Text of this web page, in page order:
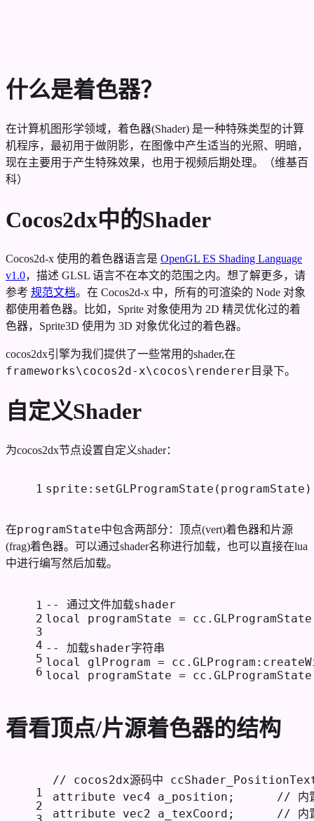
什么是着色器？
在计算机图形学领域，着色器(Shader) 是一种特殊类型的计算
机程序，最初用于做阴影，在图像中产生适当的光照、明暗，
现在主要用于产生特殊效果，也用于视频后期处理。（维基百
科）
Cocos2dx中的Shader
Cocos2d-x 使用的着色器语言是 OpenGL ES Shading Language
v1.0，描述 GLSL 语言不在本文的范围之内。想了解更多，请
参考 规范文档。在 Cocos2d-x 中，所有的可渲染的 Node 对象
都使用着色器。比如，Sprite 对象使用为 2D 精灵优化过的着
色器，Sprite3D 使用为 3D 对象优化过的着色器。
cocos2dx引擎为我们提供了一些常用的shader,在
frameworks\cocos2d-x\cocos\renderer 目录下。
自定义Shader
为cocos2dx节点设置自定义shader：
1 sprite:setGLProgramState(programState)
在programState中包含两部分：顶点(vert)着色器和片源
(frag)着色器。可以通过shader名称进行加载，也可以直接在lua
中进行编写然后加载。
1
2
3
4
5
6
-- 通过文件加载shader
local
programState =
-- 加载shader字符串
local
glProgram =
local
programState =
看看顶点/片源着色器的结构
1
2
// cocos2dx源码中
attribute vec4 a_position; // 内
attribute vec2 a_texCoord; // 内